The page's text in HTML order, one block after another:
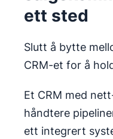
ett sted
Slutt å bytte
CRM-et for å
Et CRM med
håndtere
ett integrert